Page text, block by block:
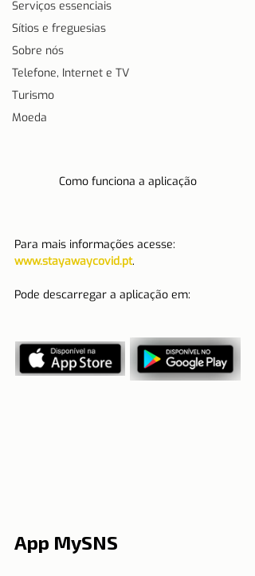
Serviços essenciais
Sítios e freguesias
Sobre nós
Telefone, Internet e TV
Turismo
Moeda
Como funciona a aplicação
Para mais informações acesse:
www.stayawaycovid.pt.
Pode descarregar a aplicação em:
App MySNS